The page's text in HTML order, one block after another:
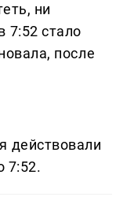
ни
7:52 стало
после
действовали
7:52.